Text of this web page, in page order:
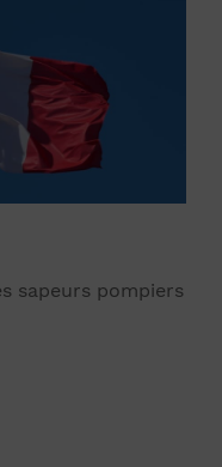
sapeurs pompiers